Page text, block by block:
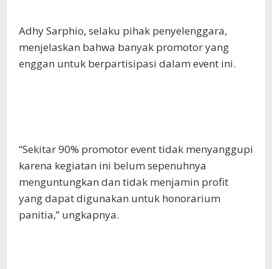
Adhy Sarphio, selaku pihak penyelenggara,
menjelaskan bahwa banyak promotor yang
enggan untuk berpartisipasi dalam event ini.
“Sekitar 90% promotor event tidak menyanggupi
karena kegiatan ini belum sepenuhnya
menguntungkan dan tidak menjamin profit
yang dapat digunakan untuk honorarium
panitia,” ungkapnya.